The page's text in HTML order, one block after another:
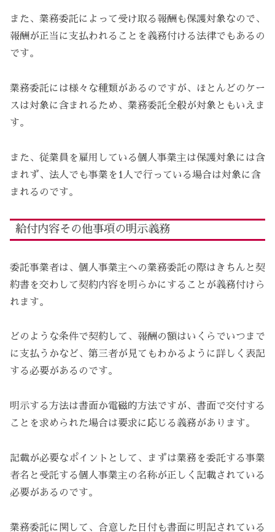
また、業務委託によって受け取る報酬も保護対象なので、
報酬が正当に支払われることを義務付ける法律でもあるの
です。
業務委託には様々な種類があるのですが、ほとんどのケー
スは対象に含まれるため、業務委託全般が対象ともいえま
す。
また、従業員を雇用している個人事業主は保護対象には含
まれず、法人でも事業を1人で行っている場合は対象に含
まれるのです。
給付内容その他事項の明示義務
委託事業者は、個人事業主への業務委託の際はきちんと契
約書を交わして契約内容を明らかにすることが義務付けら
れます。
どのような条件で契約して、報酬の額はいくらでいつまで
に支払うかなど、第三者が見てもわかるように詳しく表記
する必要があるのです。
明示する方法は書面か電磁的方法ですが、書面で交付する
ことを求められた場合は要求に応じる義務があります。
記載が必要なポイントとして、まずは業務を委託する事業
者名と受託する個人事業主の名称が正しく記載されている
必要があるのです。
業務委託に関して、合意した日付も書面に明記されている